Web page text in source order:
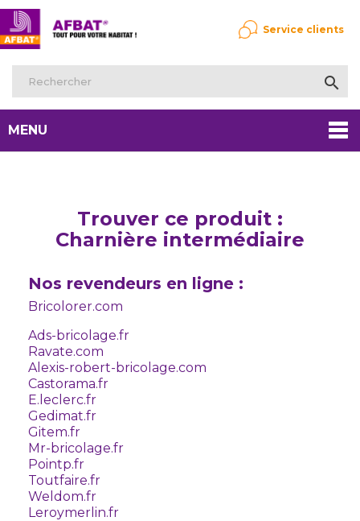

Service clients
MENU
Trouver ce produit :
Charnière intermédiaire
Nos revendeurs en ligne :
Bricolorer.com
Ads-bricolage.fr
Ravate.com
Alexis-robert-bricolage.com
Castorama.fr
E.leclerc.fr
Gedimat.fr
Gitem.fr
Mr-bricolage.fr
Pointp.fr
Toutfaire.fr
Weldom.fr
Leroymerlin.fr